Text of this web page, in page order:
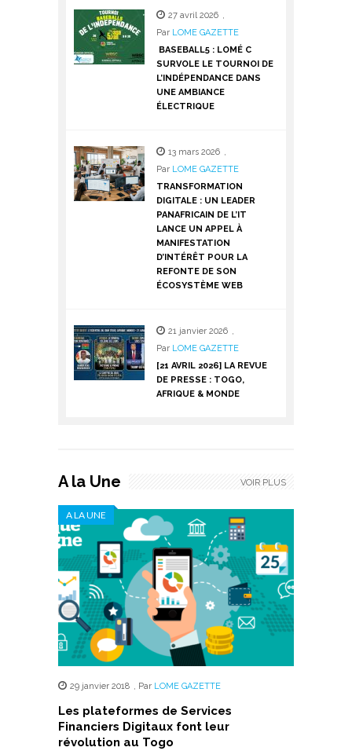
27 avril 2026 ,
Par LOME GAZETTE
BASEBALL5 : LOMÉ C
SURVOLE LE TOURNOI DE
L’INDÉPENDANCE DANS
UNE AMBIANCE
ÉLECTRIQUE
13 mars 2026 ,
Par LOME GAZETTE
TRANSFORMATION
DIGITALE : UN LEADER
PANAFRICAIN DE L’IT
LANCE UN APPEL À
MANIFESTATION
D’INTÉRÊT POUR LA
REFONTE DE SON
ÉCOSYSTÈME WEB
21 janvier 2026 ,
Par LOME GAZETTE
[21 AVRIL 2026] LA REVUE
DE PRESSE : TOGO,
AFRIQUE & MONDE
A la Une
A LA UNE
29 janvier 2018 , Par LOME GAZETTE
Les plateformes de Services
Financiers Digitaux font leur
révolution au Togo
VOIR PLUS